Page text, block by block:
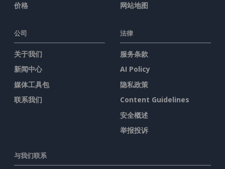
价格
网站地图
公司
关于我们
新闻中心
媒体工具包
联系我们
法律
服务条款
AI Policy
隐私政策
Content Guidelines
安全概述
举报投诉
与我们联系